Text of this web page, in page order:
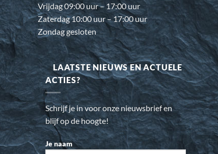
Vrijdag 09:00 uur – 17:00 uur
Zaterdag 10:00 uur – 17:00 uur
Zondag gesloten
LAATSTE NIEUWS EN ACTUELE
ACTIES?
Schrijf je in voor onze nieuwsbrief en
blijf op de hoogte!
Je naam